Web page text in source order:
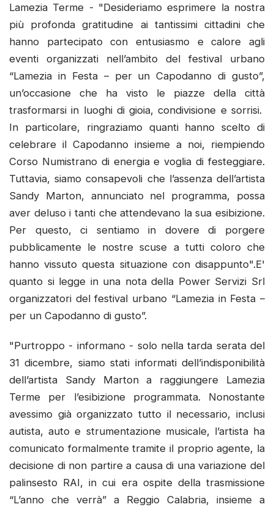
Lamezia Terme - "Desideriamo esprimere la nostra
più profonda gratitudine ai tantissimi cittadini che
hanno partecipato con entusiasmo e calore agli
eventi organizzati nell’ambito del festival urbano
“Lamezia in Festa – per un Capodanno di gusto”,
un’occasione che ha visto le piazze della città
trasformarsi in luoghi di gioia, condivisione e sorrisi.
In particolare, ringraziamo quanti hanno scelto di
celebrare il Capodanno insieme a noi, riempiendo
Corso Numistrano di energia e voglia di festeggiare.
Tuttavia, siamo consapevoli che l’assenza dell’artista
Sandy Marton, annunciato nel programma, possa
aver deluso i tanti che attendevano la sua esibizione.
Per questo, ci sentiamo in dovere di porgere
pubblicamente le nostre scuse a tutti coloro che
hanno vissuto questa situazione con disappunto".E'
quanto si legge in una nota della Power Servizi Srl
organizzatori del festival urbano “Lamezia in Festa –
per un Capodanno di gusto”.
"Purtroppo - informano - solo nella tarda serata del
31 dicembre, siamo stati informati dell’indisponibilità
dell’artista Sandy Marton a raggiungere Lamezia
Terme per l’esibizione programmata. Nonostante
avessimo già organizzato tutto il necessario, inclusi
autista, auto e strumentazione musicale, l’artista ha
comunicato formalmente tramite il proprio agente, la
decisione di non partire a causa di una variazione del
palinsesto RAI, in cui era ospite della trasmissione
“L’anno che verrà” a Reggio Calabria, insieme a